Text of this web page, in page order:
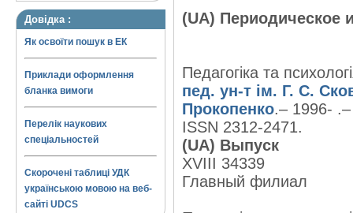
Довідка :
Як освоїти пошук в ЕК
Приклади оформлення
бланка вимоги
Перелік наукових
спеціальностей
Скорочені таблиці УДК
українською мовою на веб-
сайті UDCS
(UA) Периодическое
Педагогіка та
пед. ун-т ім. Г. С.
Прокопенко.– 1996-
ISSN 2312-2471.
(UA) Выпуск
XVIII 34339
Главный филиал